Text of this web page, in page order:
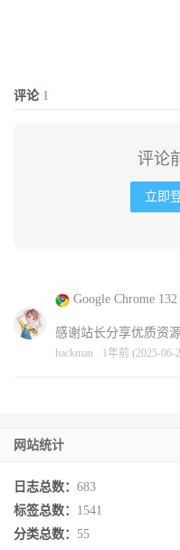
评论 1
评论
立即
Google Chrome 132
感谢站长分享优质资源
hackman 1年前 (2025-06-
网站统计
日志总数： 683
标签总数： 1541
分类总数： 55